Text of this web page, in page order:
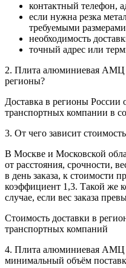
контактный телефон,
если нужна резка
требуемыми
необходимость
точный адрес или
2. Плита алюминиевая АМЦ
регионы?
Доставка в регионы России
транспортных компании в
3. От чего зависит
В Москве и Московской
от расстояния, срочности,
в день заказа, к стоимости
коэффициент 1,3. Такой же
случае, если вес заказа
Стоимость доставки в
транспортных компаний
4. Плита алюминиевая АМЦ
минимальный объём